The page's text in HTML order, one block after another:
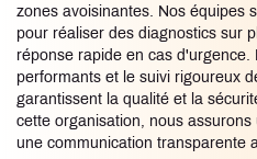
zones avoisinantes. Nos équipes
pour réaliser des diagnostics sur
réponse rapide en cas d'urgence.
performants et le suivi rigoureux
garantissent la qualité et la
cette organisation, nous assurons
une communication transparente